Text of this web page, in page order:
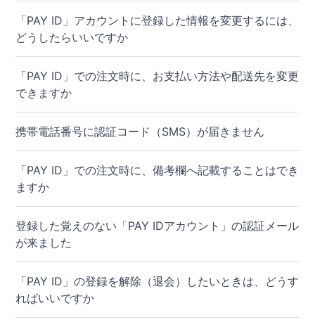
「PAY ID」アカウントに登録した情報を変更するには、
どうしたらいいですか
「PAY ID」での注文時に、お支払い方法や配送先を変更
できますか
携帯電話番号に認証コード（SMS）が届きません
「PAY ID」での注文時に、備考欄へ記載することはでき
ますか
登録した覚えのない「PAY IDアカウント」の認証メール
が来ました
「PAY ID」の登録を解除（退会）したいときは、どうす
ればいいですか